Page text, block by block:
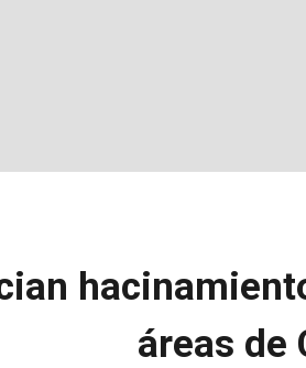
áreas de